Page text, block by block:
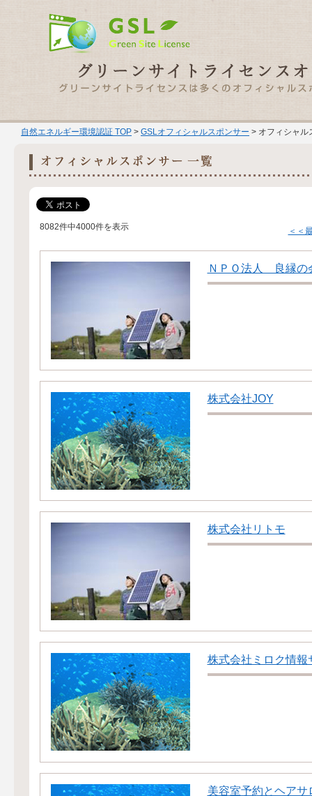
自然エネルギー環境認証 TOP > GSLオフィシャルスポンサー > オフィシャル
8082件中4000件を表示 ＜＜
ＮＰＯ法人 良縁の
株式会社JOY
株式会社リトモ
株式会社ミロク情報
美容室予約とヘア